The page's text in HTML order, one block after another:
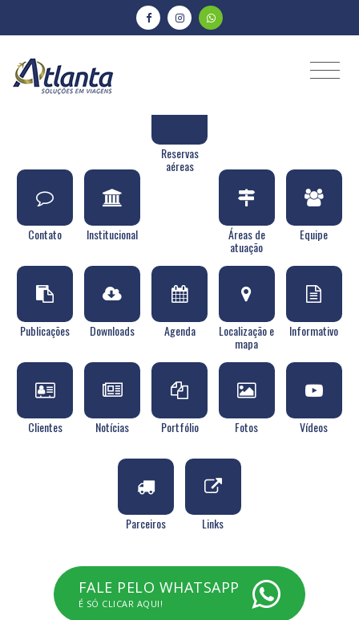
Contato Institucional
Reservas
aéreas
Áreas de
atuação
Equipe
Publicações Downloads Agenda Localização e
mapa
Informativo
Clientes Notícias Portfólio Fotos Vídeos
Parceiros Links
FALE PELO WHATSAPP
É SÓ CLICAR AQUI!